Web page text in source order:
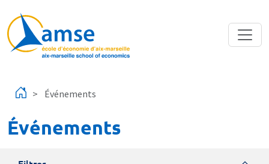
Événements
Événements